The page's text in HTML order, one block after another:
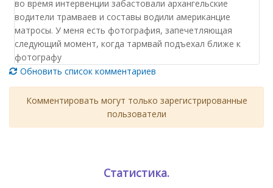
во время интервенции забастовали архангельские
водители трамваев и составы водили американцие
матросы. У меня есть фотография, запечетляющая
следующий момент, когда тармвай подъехал ближе к
фотографу
Обновить список комментариев
Комментировать могут только зарегистрированные
пользователи
Статистика.